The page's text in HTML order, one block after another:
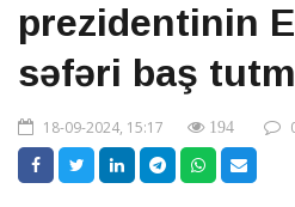
prezidentinin
səfəri baş
18-09-2024, 15:17 194